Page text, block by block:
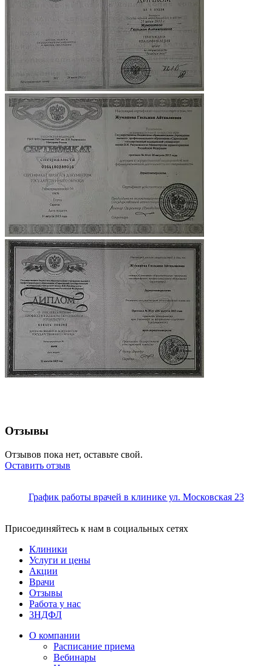
Отзывы
Отзывов пока нет, оставьте свой.
Оставить отзыв
График работы врачей в клинике ул. Московская 23
Присоединяйтесь к нам в социальных сетях
Клиники
Услуги и цены
Акции
Врачи
Отзывы
Работа у нас
3НДФЛ
О компании
Расписание приема
Вебинары